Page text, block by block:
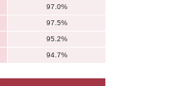
97.0%
97.5%
95.2%
94.7%